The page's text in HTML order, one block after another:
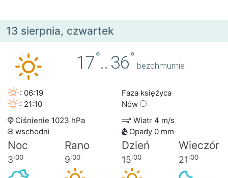
13 sierpnia, czwartek
17°.. 36°
bezchmurnie
: 06:19
: 21:10
Faza księżyca
Nów
Ciśnienie 1023 hPa
Wiatr 4 m/s
wschodni
Opady 0 mm
Noc Rano Dzień Wieczór
3:00 9:00 15:00 21:00